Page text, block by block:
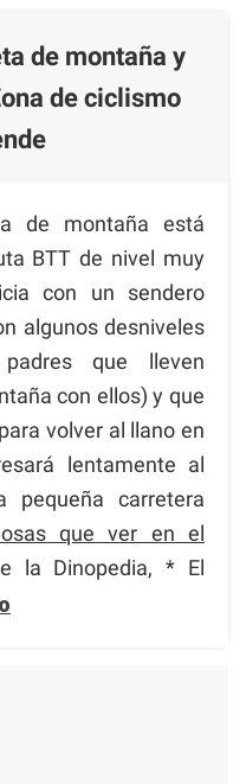
de montaña y
de ciclismo
de montaña está
BTT de nivel muy
con un sendero
algunos desniveles
que lleven
con ellos) y que
volver al llano en
lentamente al
carretera
que ver en el
la Dinopedia, * El